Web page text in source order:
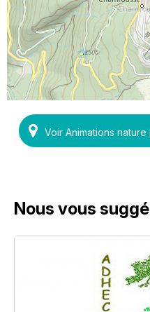
Voir Animations
Nous vous